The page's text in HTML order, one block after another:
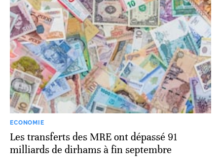
ECONOMIE
Les transferts des MRE ont dépassé 91
milliards de dirhams à fin septembre